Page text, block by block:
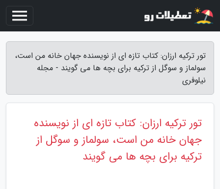
تور ترکیه ارزان: کتاب تازه ای از نویسنده جهان خانه من است،
سولماز و سوگل از ترکیه برای بچه ها می گویند - مجله
نیلوفری
تور ترکیه ارزان: کتاب تازه ای از نویسنده
جهان خانه من است، سولماز و سوگل از
ترکیه برای بچه ها می گویند